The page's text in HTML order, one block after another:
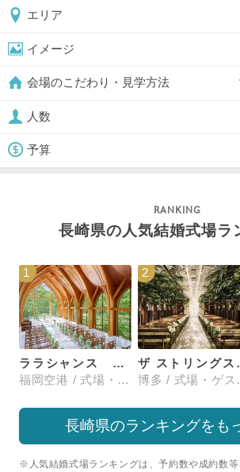
エリア
イメージ
会場のこだわり・見学方法
人数
予算
長崎県の人気結婚式場ラ
1
ララシャンス 博多の森
福岡空港 / 式場・ゲストハウス
2
ザ
博多
長崎県のランキングをも
※人気結婚式場ランキングは、予約数や成約数